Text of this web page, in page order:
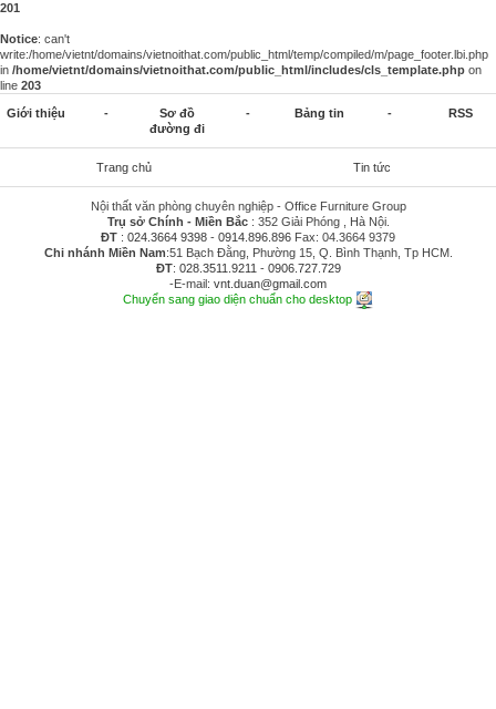
201
Notice: can't
write:/home/vietnt/domains/vietnoithat.com/public_html/temp/compiled/m/page_footer.lbi.php
in /home/vietnt/domains/vietnoithat.com/public_html/includes/cls_template.php on
line 203
Giới thiệu -
Sơ đồ
đường đi
- Bảng tin - RSS
Trang chủ Tin tức
Nội thất văn phòng chuyên nghiệp - Office Furniture Group
Trụ sở Chính - Miền Bắc: 352 Giải Phóng , Hà Nội.
ĐT : 024.3664 9398 - 0914.896.896 Fax: 04.3664 9379
Chi nhánh Miền Nam:51 Bạch Đằng, Phường 15, Q. Bình Thạnh, Tp HCM.
ĐT: 028.3511.9211 - 0906.727.729
-E-mail: vnt.duan@gmail.com
Chuyển sang giao diện chuẩn cho desktop